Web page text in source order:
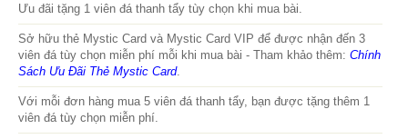
Ưu đãi tặng 1 viên đá thanh tẩy tùy chọn khi mua bài.
Sở hữu thẻ Mystic Card và Mystic Card VIP để được nhận đến 3
viên đá tùy chọn miễn phí mỗi khi mua bài - Tham khảo thêm: Chính
Sách Ưu Đãi Thẻ Mystic Card.
Với mỗi đơn hàng mua 5 viên đá thanh tẩy, bạn được tặng thêm 1
viên đá tùy chọn miễn phí.